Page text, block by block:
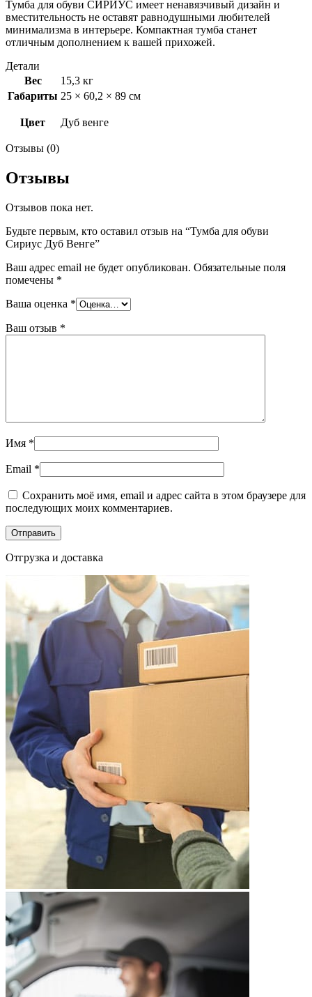
Тумба для обуви СИРИУС имеет ненавязчивый дизайн и
вместительность не оставят равнодушными любителей
минимализма в интерьере. Компактная тумба станет
отличным дополнением к вашей прихожей.
Детали
Вес
15,3 кг
Габариты 25 × 60,2 × 89 см
Цвет Дуб венге
Отзывы (0)
Отзывы
Отзывов пока нет.
Будьте первым, кто оставил отзыв на “Тумба для обуви
Сириус Дуб Венге”
Ваш адрес email не будет опубликован. Обязательные поля
помечены *
Ваша оценка *
Ваш отзыв *
Имя *
Email *
Сохранить моё имя, email и адрес сайта в этом браузере для
последующих моих комментариев.
Отгрузка и доставка